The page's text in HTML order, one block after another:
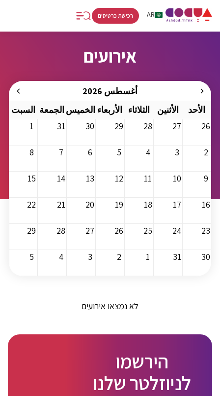
AR
HE
רכישת כרטיסים
אירועים
أغسطس 2026
الأحد
الأثنين الثلاثاء الأربعاء الخميس الجمعة السبت
26
27
28
29
30
31
1
2
3
4
5
6
7
8
9
10
11
12
13
14
15
16
17
18
19
20
21
22
23
24
25
26
27
28
29
30
31
1
2
3
4
5
לא נמצאו אירועים
הירשמו
לניוזלטר שלנו